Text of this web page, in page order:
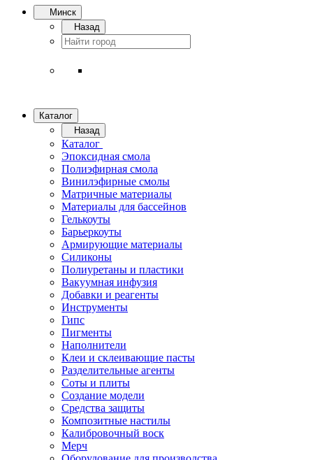
Минск
Назад
Каталог
Назад
Каталог
Эпоксидная смола
Полиэфирная смола
Винилэфирные смолы
Матричные материалы
Материалы для бассейнов
Гелькоуты
Барьеркоуты
Армирующие материалы
Силиконы
Полиуретаны и пластики
Вакуумная инфузия
Добавки и реагенты
Инструменты
Гипс
Пигменты
Наполнители
Клеи и склеивающие пасты
Разделительные агенты
Соты и плиты
Создание модели
Средства защиты
Композитные настилы
Калибровочный воск
Мерч